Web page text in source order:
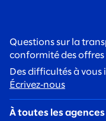
Questions sur la
conformité des offres
Des difficultés à vous
Écrivez‑nous
À toutes les